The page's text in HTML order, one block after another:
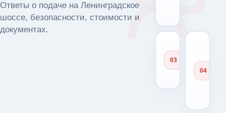
Ответы о подаче на Ленинградское
шоссе, безопасности, стоимости и
документах.
в